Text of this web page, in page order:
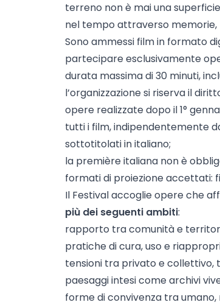
terreno non è mai una
nel tempo attraverso memorie,
Sono ammessi film in formato
partecipare esclusivamente
durata massima di 30 minuti,
l’organizzazione si riserva il
opere realizzate dopo il 1°
tutti i film, indipendentemente
sottotitolati in italiano;
la première italiana non è
formati di proiezione accettati:
Il Festival accoglie opere che
più dei seguenti ambiti:
rapporto tra comunità e
pratiche di cura, uso e
tensioni tra privato e
paesaggi intesi come archivi
forme di convivenza tra